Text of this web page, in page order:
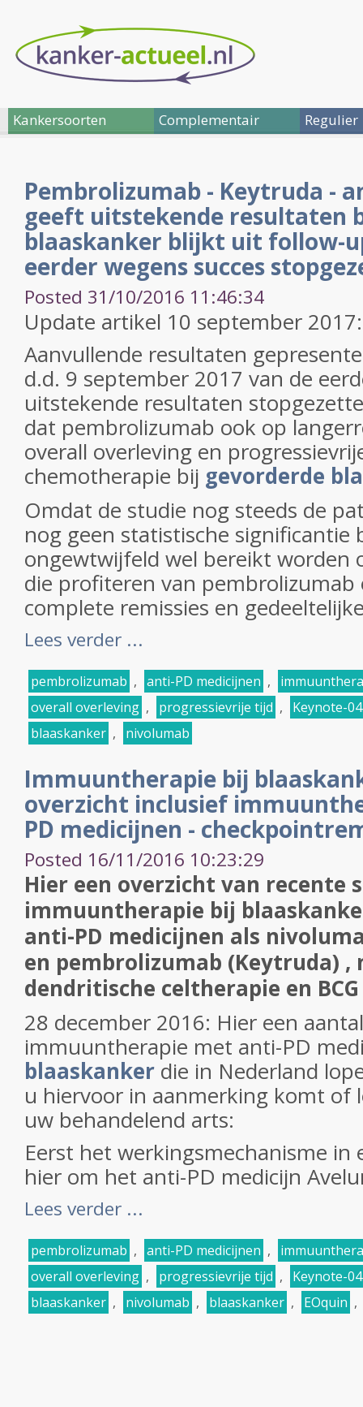
Kankersoorten Complementair Regulier
Pembrolizumab - Keytruda -
geeft uitstekende resultaten
blaaskanker blijkt uit follow-
eerder wegens succes
Posted 31/10/2016 11:46:34
Update artikel 10 september
Aanvullende resultaten
d.d. 9 september 2017 van de
uitstekende resultaten
dat pembrolizumab ook op
overall overleving en
chemotherapie bij gevorderde
Omdat de studie nog steeds de
nog geen statistische significantie
ongewtwijfeld wel bereikt worden
die profiteren van pembrolizumab
complete remissies en
Lees verder ...
pembrolizumab , anti-PD medicijnen ,
overall overleving , progressievrije tijd ,
Keynote-
blaaskanker , nivolumab
Immuuntherapie bij
overzicht inclusief
PD medicijnen -
Posted 16/11/2016 10:23:29
Hier een overzicht van recente
immuuntherapie bij
anti-PD medicijnen als
en pembrolizumab (Keytruda) ,
dendritische celtherapie en
28 december 2016: Hier een
immuuntherapie met anti-PD
blaaskanker die in Nederland
u hiervoor in aanmerking komt of
uw behandelend arts:
Eerst het werkingsmechanisme in
hier om het anti-PD medicijn
Lees verder ...
pembrolizumab , anti-PD medicijnen ,
overall overleving , progressievrije tijd ,
Keynote-
blaaskanker , nivolumab , blaaskanker , EOquin ,